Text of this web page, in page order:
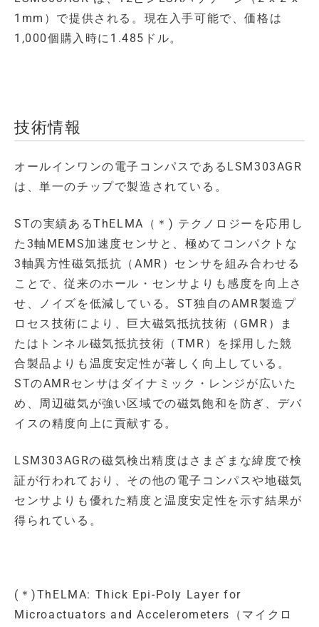
1mm）で提供される。現在入手可能で、価格は
1,000個購入時に1.485ドル。
技術情報
オールインワンの電子コンパスであるLSM303AGR
は、単一のチップで製造されている。
STの実績あるThELMA（＊) テクノロジーを応用し
た3軸MEMS加速度センサと、極めてコンパクトな
3軸異方性磁気抵抗（AMR）センサを組み合わせる
ことで、従来のホール・センサよりも感度を向上さ
せ、ノイズを低減している。ST独自のAMR製造プ
ロセス技術により、巨大磁気抵抗技術（GMR）ま
たはトンネル磁気抵抗技術（TMR）を採用した競
合製品よりも温度安定性が著しく向上している。
STのAMRセンサはダイナミック・レンジが広いた
め、周辺磁気が強い区域での磁気飽和を防ぎ、デバ
イスの精度向上に貢献する。
LSM303AGRの磁気検出精度はさまざまな緯度で検
証が行われており、その他の電子コンパスや地磁気
センサよりも優れた精度と温度安定性を示す結果が
得られている。
(＊)ThELMA: Thick Epi-Poly Layer for
Microactuators and Accelerometers（マイクロ